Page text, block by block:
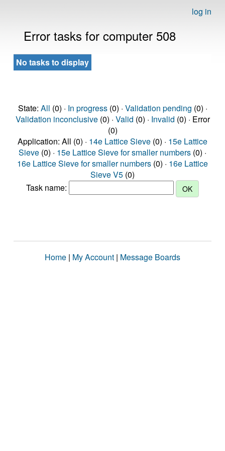
log in
Error tasks for computer 508
No tasks to display
State: All (0) · In progress(0) · Validation pending (0) ·
Validation inconclusive(0) · Valid (0) · Invalid (0) · Error
(0)
Application: All (0) · 14e Lattice Sieve (0) · 15e Lattice
Sieve (0) · 15e Lattice Sieve for smaller numbers (0) ·
16e Lattice Sieve for smaller numbers (0) · 16e Lattice
Sieve V5 (0)
Task name:
Home | My Account | Message Boards